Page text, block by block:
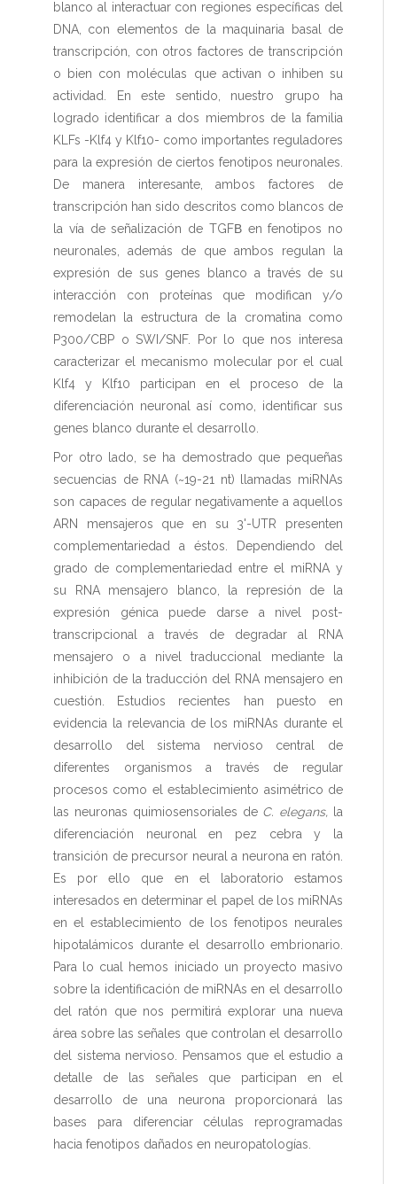
blanco al interactuar con regiones específicas del
DNA, con elementos de la maquinaria basal de
transcripción, con otros factores de transcripción
o bien con moléculas que activan o inhiben su
actividad. En este sentido, nuestro grupo ha
logrado identificar a dos miembros de la familia
KLFs -Klf4 y Klf10- como importantes reguladores
para la expresión de ciertos fenotipos neuronales.
De manera interesante, ambos factores de
transcripción han sido descritos como blancos de
la vía de señalización de TGFΒ en fenotipos no
neuronales, además de que ambos regulan la
expresión de sus genes blanco a través de su
interacción con proteínas que modifican y/o
remodelan la estructura de la cromatina como
P300/CBP o SWI/SNF. Por lo que nos interesa
caracterizar el mecanismo molecular por el cual
Klf4 y Klf10 participan en el proceso de la
diferenciación neuronal así como, identificar sus
genes blanco durante el desarrollo.
Por otro lado, se ha demostrado que pequeñas
secuencias de RNA (~19-21 nt) llamadas miRNAs
son capaces de regular negativamente a aquellos
ARN mensajeros que en su 3'-UTR presenten
complementariedad a éstos. Dependiendo del
grado de complementariedad entre el miRNA y
su RNA mensajero blanco, la represión de la
expresión génica puede darse a nivel post-
transcripcional a través de degradar al RNA
mensajero o a nivel traduccional mediante la
inhibición de la traducción del RNA mensajero en
cuestión. Estudios recientes han puesto en
evidencia la relevancia de los miRNAs durante el
desarrollo del sistema nervioso central de
diferentes organismos a través de regular
procesos como el establecimiento asimétrico de
las neuronas quimiosensoriales de C. elegans, la
diferenciación neuronal en pez cebra y la
transición de precursor neural a neurona en ratón.
Es por ello que en el laboratorio estamos
interesados en determinar el papel de los miRNAs
en el establecimiento de los fenotipos neurales
hipotalámicos durante el desarrollo embrionario.
Para lo cual hemos iniciado un proyecto masivo
sobre la identificación de miRNAs en el desarrollo
del ratón que nos permitirá explorar una nueva
área sobre las señales que controlan el desarrollo
del sistema nervioso. Pensamos que el estudio a
detalle de las señales que participan en el
desarrollo de una neurona proporcionará las
bases para diferenciar células reprogramadas
hacia fenotipos dañados en neuropatologías.